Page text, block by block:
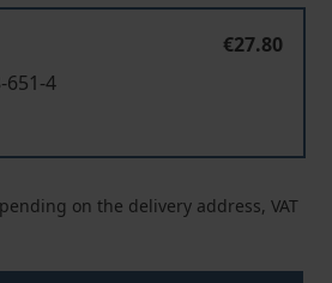
€27.80
651-4
on the delivery address, VAT